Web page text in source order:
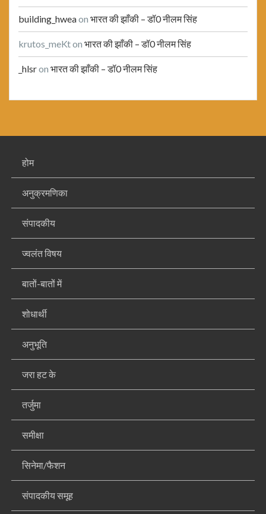
building_hweaon भारत की झाँकी – डॉ0 नीलम सिंह
krutos_meKton भारत की झाँकी – डॉ0 नीलम सिंह
_hlsron भारत की झाँकी – डॉ0 नीलम सिंह
होम
अनुक्रमणिका
संपादकीय
ज्वलंत विषय
बातों-बातों में
शोधार्थी
अनुभूति
जरा हट के
तर्जुमा
समीक्षा
सिनेमा/फैशन
संपादकीय समूह